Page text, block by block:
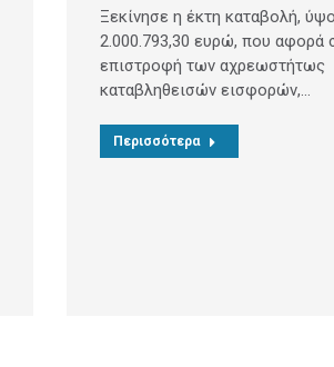
Ξεκίνησε η έκτη καταβολή,
2.000.793,30 ευρώ, που αφορά
επιστροφή των αχρεωστήτως
καταβληθεισών εισφορών,…
Περισσότερα